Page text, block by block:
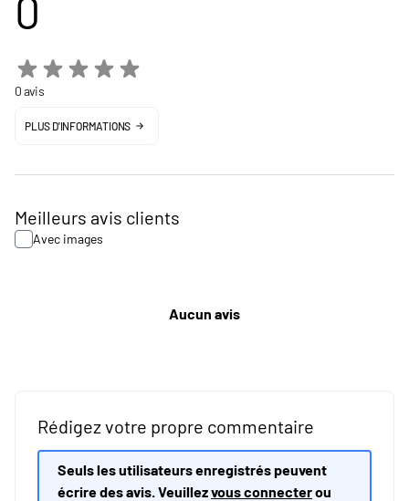
0
0 avis
PLUS D'INFORMATIONS
Meilleurs avis clients
Avec images
Aucun avis
Rédigez votre propre commentaire
Seuls les utilisateurs enregistrés peuvent
écrire des avis. Veuillezvous connecterou